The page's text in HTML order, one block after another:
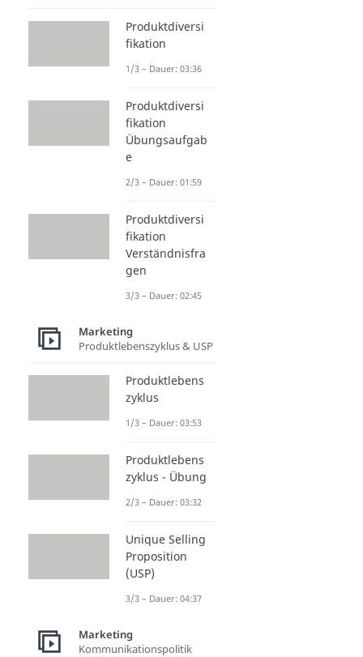
Produktdiversi
fikation
1/3 – Dauer: 03:36
Produktdiversi
fikation
Übungsaufgab
e
2/3 – Dauer: 01:59
Produktdiversi
fikation
Verständnisfra
gen
3/3 – Dauer: 02:45
Marketing
Produktlebenszyklus & USP
Produktlebens
zyklus
1/3 – Dauer: 03:53
Produktlebens
zyklus - Übung
2/3 – Dauer: 03:32
Unique Selling
Proposition
(USP)
3/3 – Dauer: 04:37
Marketing
Kommunikationspolitik